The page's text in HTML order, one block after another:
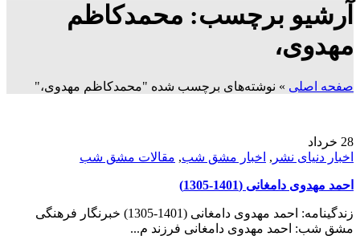
آرشیو برچسب: محمدکاظم
مهدوی‌،
صفحه اصلی » نوشته‌های برچسب شده "محمدکاظم مهدوی‌،"
28 خرداد
اخبار دنیای نشر , اخبار مشق شب, مقالات مشق شب
احمد مهدوی دامغانی (1401-1305)
زندگینامه: احمد مهدوی دامغانی (1401-1305) خبرنگار فرهنگی
مشق شب: احمد مهدوی دامغانی فرزند م...